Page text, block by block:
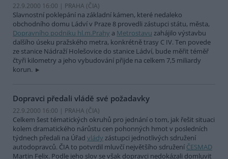
22.9.2000 16:00 | PRAHA (ČIA)
Slavnostní poklepání na základní kámen, které nedaleko
obchodního domu Ládví v Praze 8 provedli zástupci státu, města,
Dopravního podniku hl.m.Prahy a Metrostavu zahájilo výstavbu
dalšího úseku pražského metra, konkrétně trasy C IV. Ten povede
ze stanice Nádraží Holešovice do stanice Ládví, bude měřit téměř
čtyři kilometry a jeho vybudování přijde na celkem 7,5 miliardy
korun.
Dopravci předali vládě své požadavky
22.9.2000 16:00 | PRAHA (ČIA)
Celkem šest tématických okruhů pro jednání o tom, jak řešit situaci
kolem dramatického nárůstu cen pohonných hmot v posledních
týdnech předali na Úřad vlády zástupci jednotlivých sdružení
autodopravců. ČIA to potvrdil mluvčí největšího sdružení ČESMAD
Martin Felix. Podle jeho slov se však dopravci nedokázali domluvit